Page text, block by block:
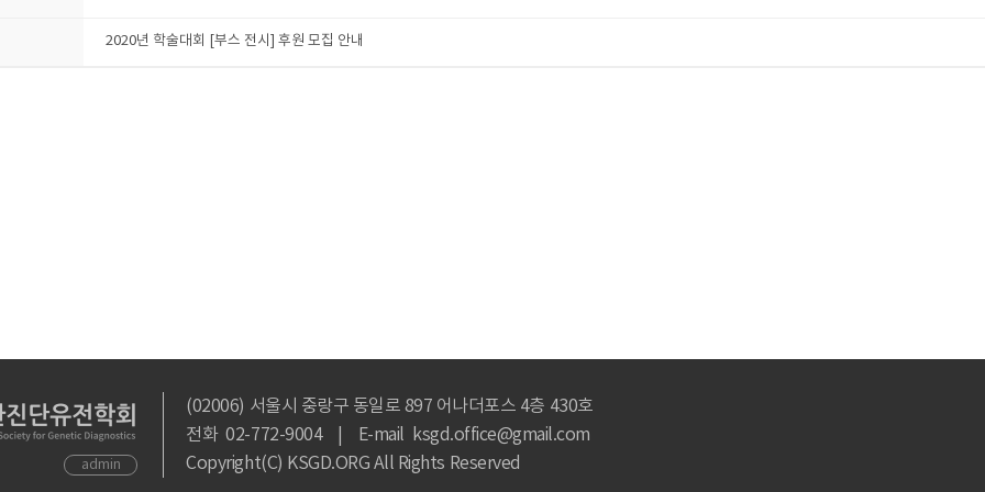
2020년 학술대회 [부스 전시] 후원 모집 안내
admin
(02006) 서울시 중랑구 동일로 897 어나더포스 4층 430호
전화 02-772-9004 | E-mail ksgd.office@gmail.com
Copyright(C) KSGD.ORG All Rights Reserved